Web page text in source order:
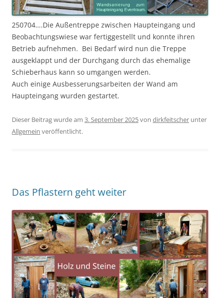
250704….Die Außentreppe zwischen Haupteingang und
Beobachtungswiese war fertiggestellt und konnte ihren
Betrieb aufnehmen. Bei Bedarf wird nun die Treppe
ausgeklappt und der Durchgang durch das ehemalige
Schieberhaus kann so umgangen werden.
Auch einige Ausbesserungsarbeiten der Wand am
Haupteingang wurden gestartet.
Dieser Beitrag wurde am 3. September 2025von dirkfeitscher unter
Allgemein veröffentlicht.
Das Pflastern geht weiter